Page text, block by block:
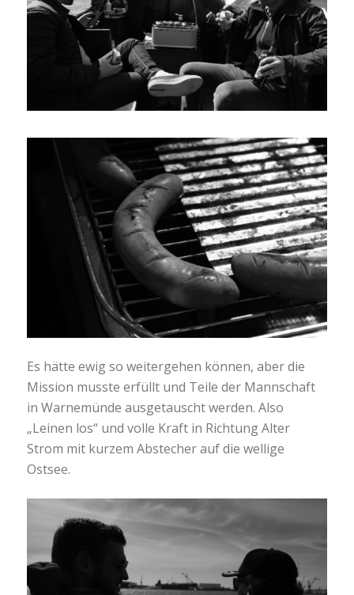
Es hätte ewig so weitergehen können, aber die
Mission musste erfüllt und Teile der Mannschaft
in Warnemünde ausgetauscht werden. Also
„Leinen los“ und volle Kraft in Richtung Alter
Strom mit kurzem Abstecher auf die wellige
Ostsee.